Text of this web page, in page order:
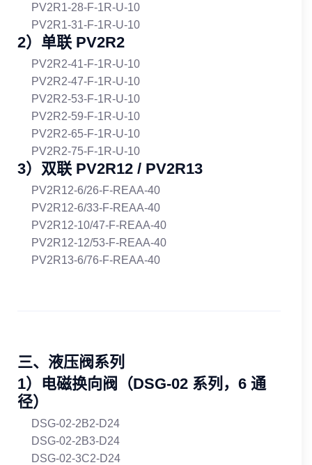
PV2R1‑28‑F‑1R‑U‑10
PV2R1‑31‑F‑1R‑U‑10
2）单联 PV2R2
PV2R2‑41‑F‑1R‑U‑10
PV2R2‑47‑F‑1R‑U‑10
PV2R2‑53‑F‑1R‑U‑10
PV2R2‑59‑F‑1R‑U‑10
PV2R2‑65‑F‑1R‑U‑10
PV2R2‑75‑F‑1R‑U‑10
3）双联 PV2R12 / PV2R13
PV2R12‑6/26‑F‑REAA‑40
PV2R12‑6/33‑F‑REAA‑40
PV2R12‑10/47‑F‑REAA‑40
PV2R12‑12/53‑F‑REAA‑40
PV2R13‑6/76‑F‑REAA‑40
三、液压阀系列
1）电磁换向阀（DSG‑02 系列，6 通
径）
DSG‑02‑2B2‑D24
DSG‑02‑2B3‑D24
DSG‑02‑3C2‑D24